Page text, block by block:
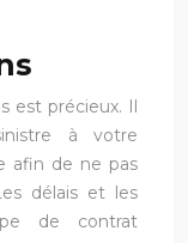
est précieux. Il
à votre
afin de ne pas
délais et les
de contrat